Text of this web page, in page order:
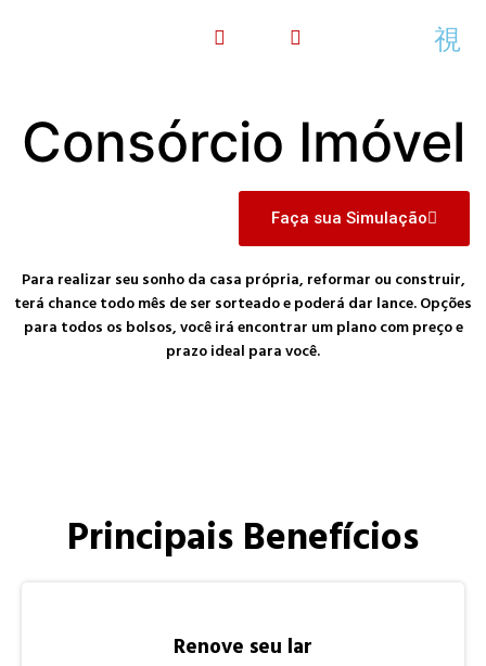
Consórcio Imóvel
Faça sua Simulação
Para realizar seu sonho da casa própria, reformar ou construir,
terá chance todo mês de ser sorteado e poderá dar lance. Opções
para todos os bolsos, você irá encontrar um plano com preço e
prazo ideal para você.
Principais Benefícios
Renove seu lar